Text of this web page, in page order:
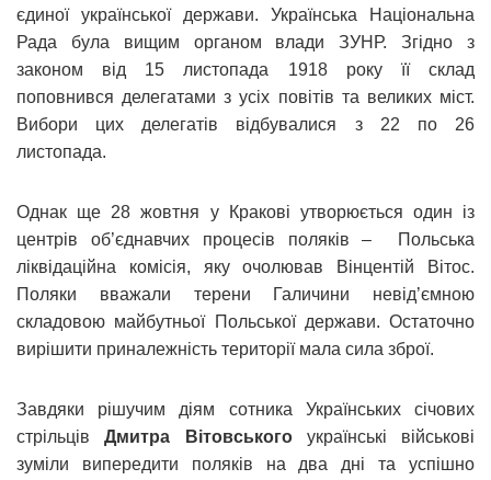
єдиної української держави. Українська Національна
Рада була вищим органом влади ЗУНР. Згідно з
законом від 15 листопада 1918 року її склад
поповнився делегатами з усіх повітів та великих міст.
Вибори цих делегатів відбувалися з 22 по 26
листопада.
Однак ще 28 жовтня у Кракові утворюється один із
центрів об’єднавчих процесів поляків – Польська
ліквідаційна комісія, яку очолював Вінцентій Вітос.
Поляки вважали терени Галичини невід’ємною
складовою майбутньої Польської держави. Остаточно
вирішити приналежність території мала сила зброї.
Завдяки рішучим діям сотника Українських січових
стрільцівДмитра Вітовськогоукраїнські військові
зуміли випередити поляків на два дні та успішно